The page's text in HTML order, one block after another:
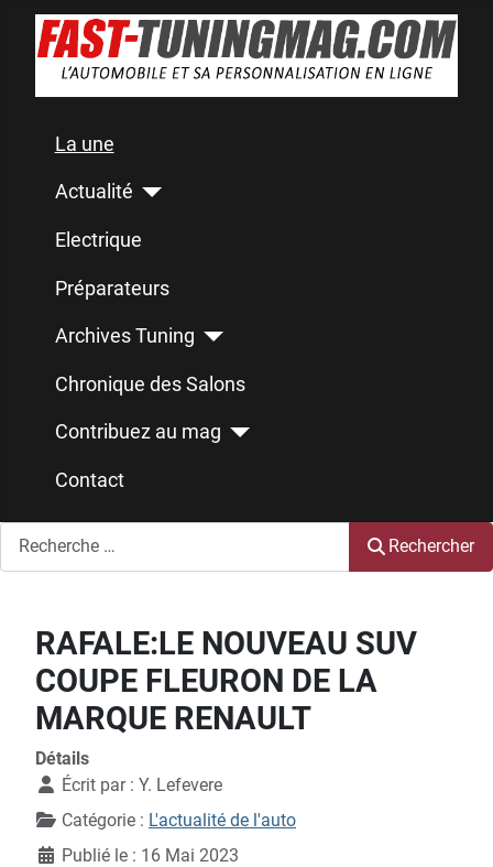
La une
Actualité
Electrique
Préparateurs
Archives Tuning
Chronique des Salons
Contribuez au mag
Contact
Rechercher
RAFALE:LE NOUVEAU SUV
COUPE FLEURON DE LA
MARQUE RENAULT
Détails
Écrit par : Y. Lefevere
Catégorie : L'actualité de l'auto
Publié le : 16 Mai 2023